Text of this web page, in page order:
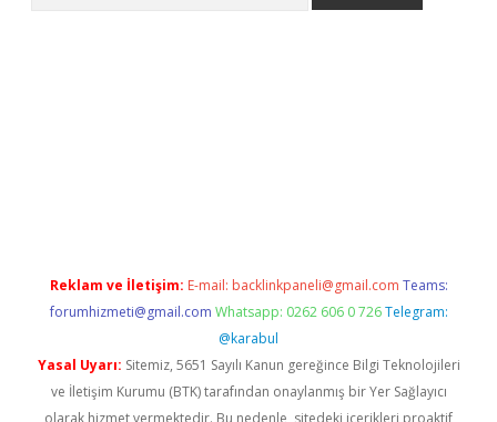
Reklam ve İletişim: E-mail: backlinkpaneli@gmail.com Teams:
forumhizmeti@gmail.com Whatsapp: 0262 606 0 726 Telegram:
@karabul
Yasal Uyarı: Sitemiz, 5651 Sayılı Kanun gereğince Bilgi Teknolojileri
ve İletişim Kurumu (BTK) tarafından onaylanmış bir Yer Sağlayıcı
olarak hizmet vermektedir. Bu nedenle, sitedeki içerikleri proaktif